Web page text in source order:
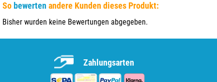
So bewerten andere Kunden dieses Produkt:
Bisher wurden keine Bewertungen abgegeben.
Zahlungsarten